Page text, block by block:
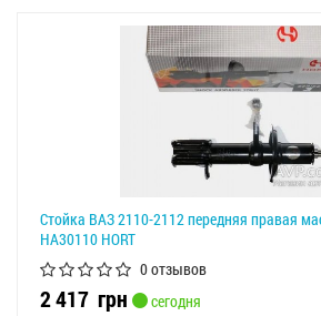
Стойка ВАЗ 2110-2112 передняя правая
HA30110 HORT
0 отзывов
2 417 грн
сегодня